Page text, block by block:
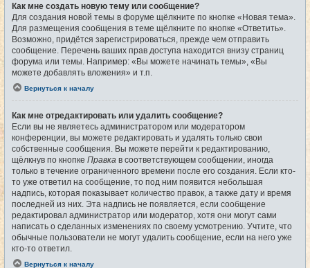
Как мне создать новую тему или сообщение?
Для создания новой темы в форуме щёлкните по кнопке «Новая тема».
Для размещения сообщения в теме щёлкните по кнопке «Ответить».
Возможно, придётся зарегистрироваться, прежде чем отправить
сообщение. Перечень ваших прав доступа находится внизу страниц
форума или темы. Например: «Вы можете начинать темы», «Вы
можете добавлять вложения» и т.п.
Вернуться к началу
Как мне отредактировать или удалить сообщение?
Если вы не являетесь администратором или модератором
конференции, вы можете редактировать и удалять только свои
собственные сообщения. Вы можете перейти к редактированию,
щёлкнув по кнопке Правка в соответствующем сообщении, иногда
только в течение ограниченного времени после его создания. Если кто-
то уже ответил на сообщение, то под ним появится небольшая
надпись, которая показывает количество правок, а также дату и время
последней из них. Эта надпись не появляется, если сообщение
редактировал администратор или модератор, хотя они могут сами
написать о сделанных изменениях по своему усмотрению. Учтите, что
обычные пользователи не могут удалить сообщение, если на него уже
кто-то ответил.
Вернуться к началу